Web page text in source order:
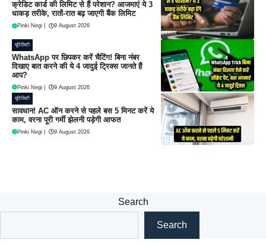
क्रेडिट कार्ड की लिमिट से हैं परेशान? आजमाएं ये 3
धाकड़ तरीके, रातों-रात बढ़ जाएगी बैंक लिमिट
Pinki Negi 9 August 2026
यूटिलिटी
WhatsApp पर छिपकर करें चैटिंग! बिना नंबर
दिखाए बात करने की ये 4 जादुई ट्रिक्स जानते हैं
आप?
Pinki Negi 9 August 2026
यूटिलिटी
सावधान! AC ऑन करने से पहले बस 5 मिनट करें ये
काम, वरना पूरी गर्मी झेलनी पड़ेगी आफत
Pinki Negi 9 August 2026
Search
Search